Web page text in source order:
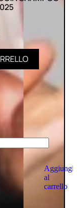
Aggiungi
al
carrello